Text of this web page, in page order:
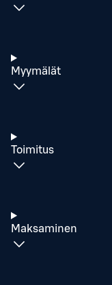
Myymälät
Toimitus
Maksaminen